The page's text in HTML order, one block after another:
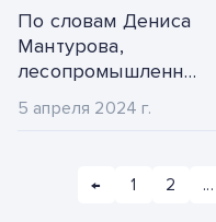
2012
ноябрь
декабрь
2020 года
По словам Дениса
Мантурова,
лесопромышленное
производство
достигло свыше 3,1
5 апреля 2024 г.
← 1 2 ...